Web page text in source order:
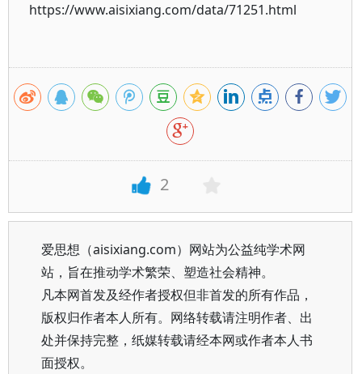
https://www.aisixiang.com/data/71251.html
2
爱思想（aisixiang.com）网站为公益纯学术网
站，旨在推动学术繁荣、塑造社会精神。
凡本网首发及经作者授权但非首发的所有作品，
版权归作者本人所有。网络转载请注明作者、出
处并保持完整，纸媒转载请经本网或作者本人书
面授权。